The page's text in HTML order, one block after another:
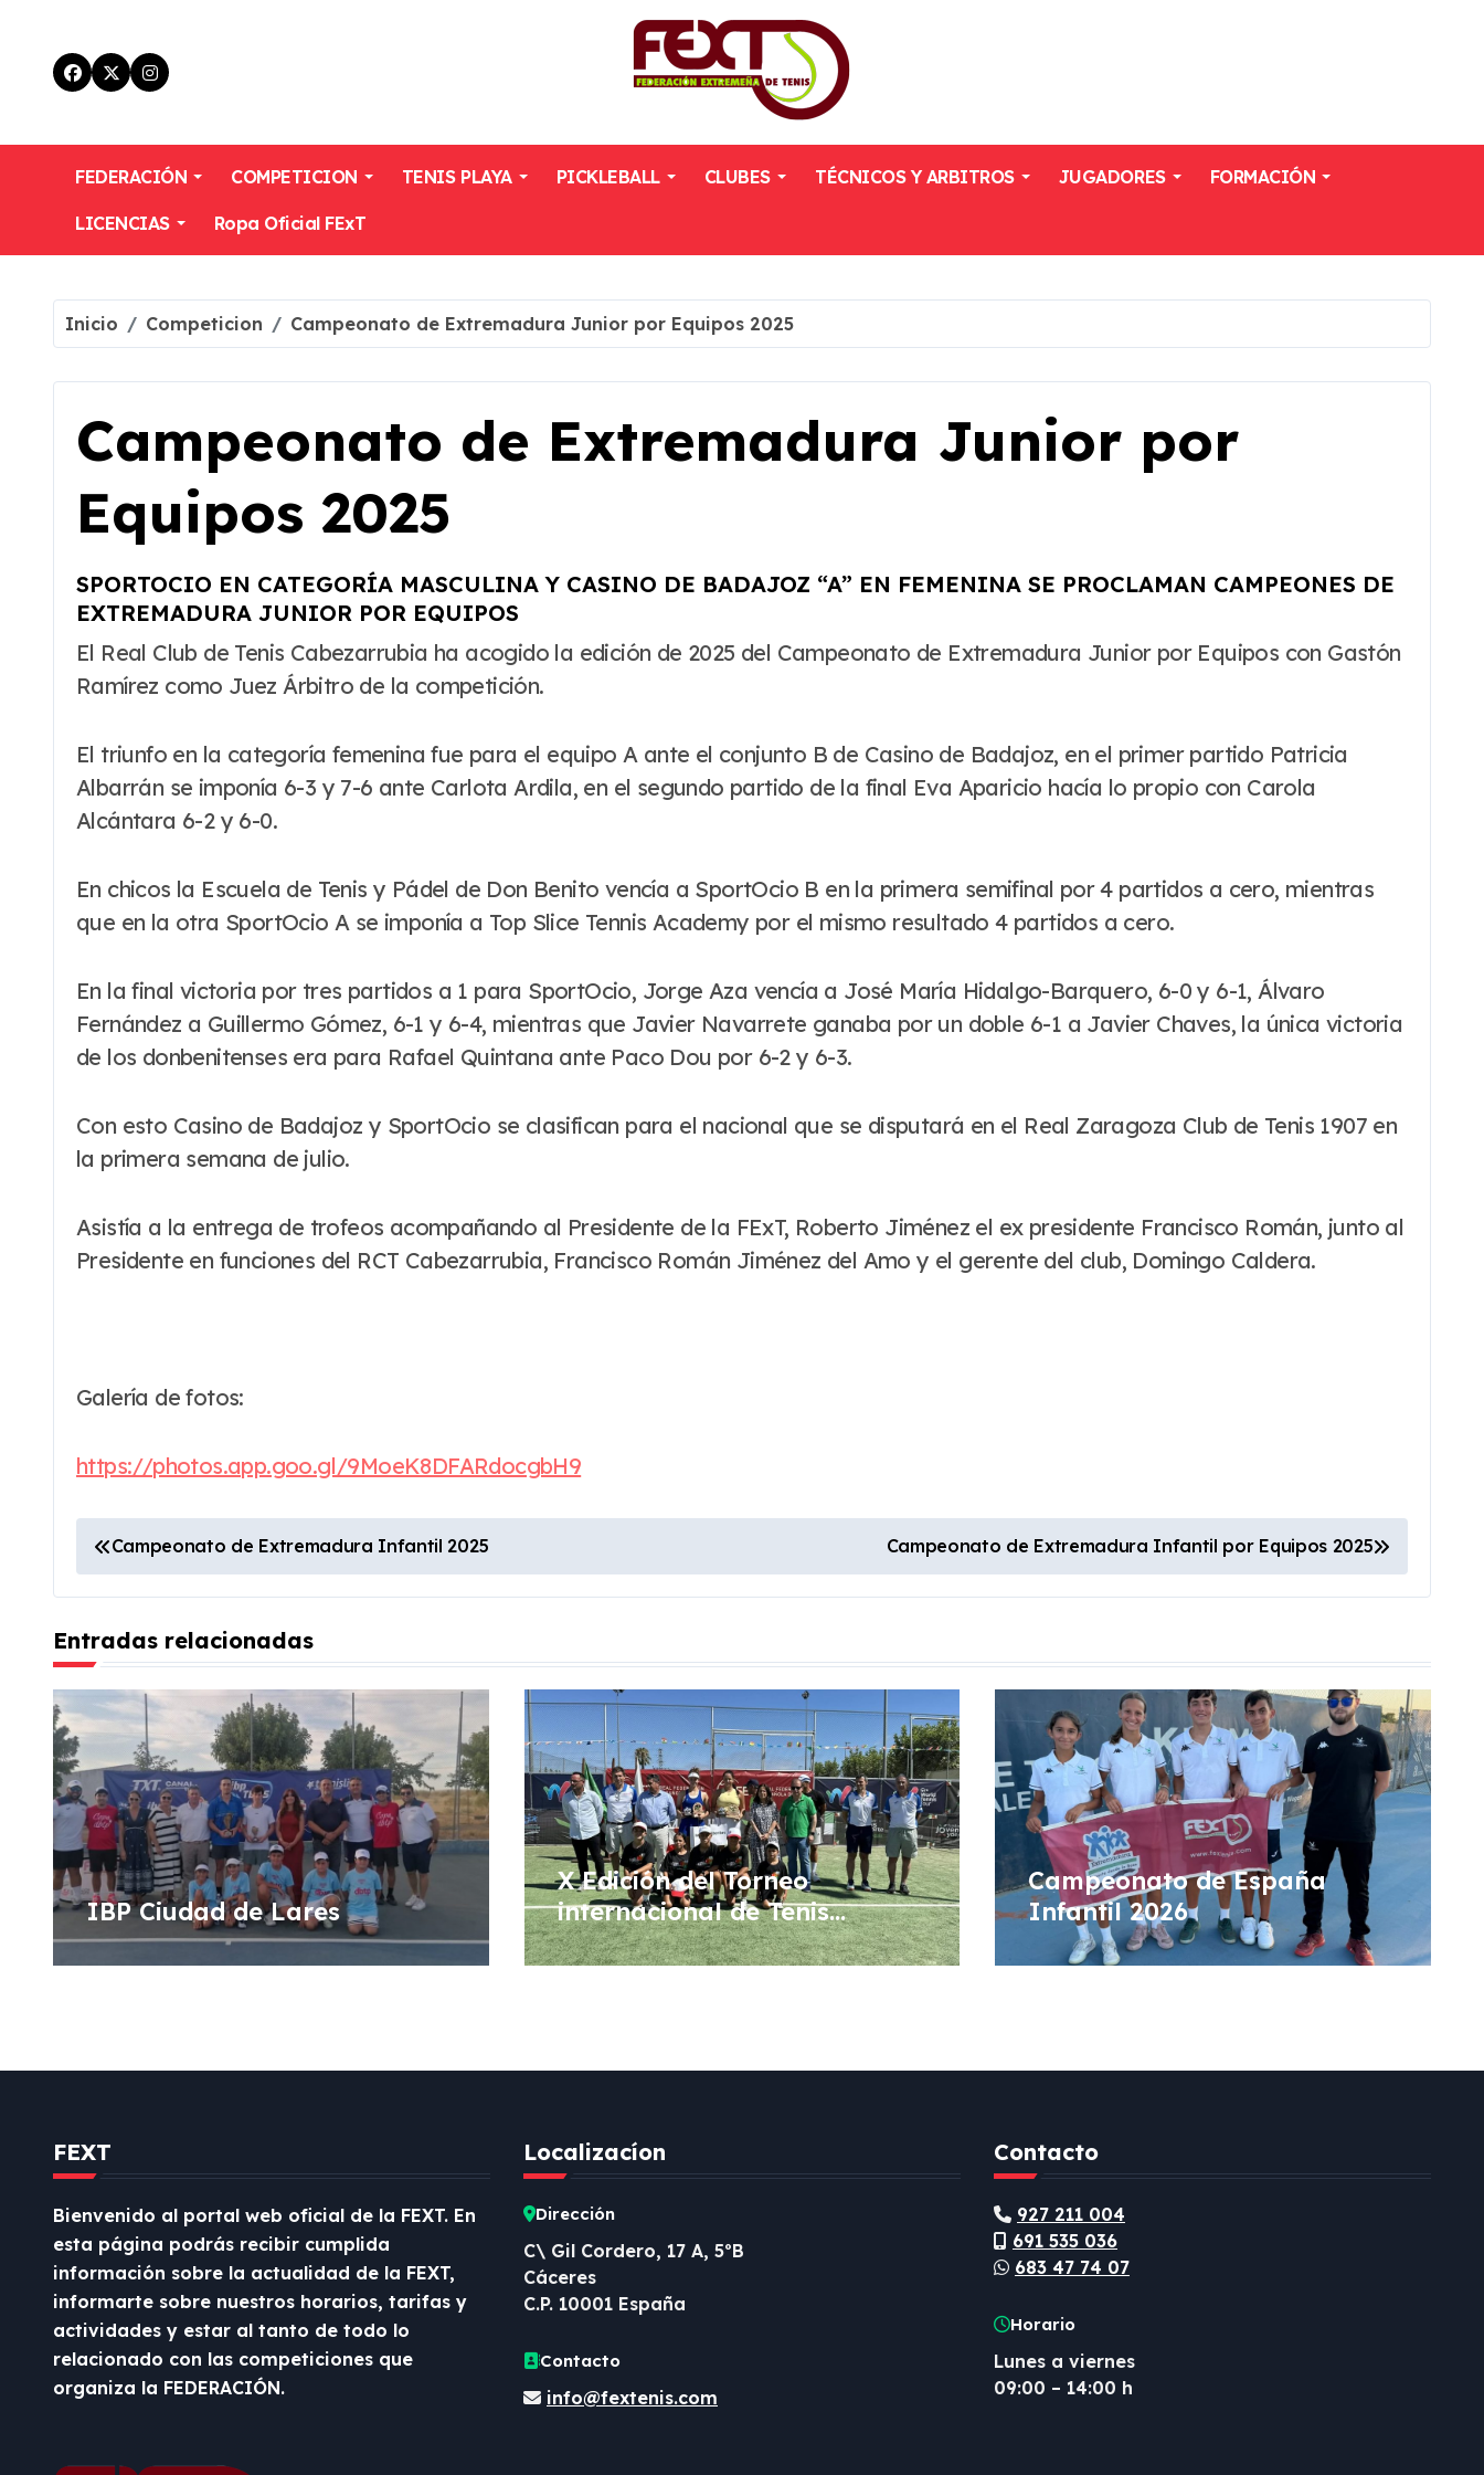
content
FEDERACIÓN COMPETICION TENIS PLAYA PICKLEBALL CLUBES TÉCNICOS Y ARBITROS JUGADORES FORMACIÓN
LICENCIAS Ropa Oficial FExT
Inicio Competicion Campeonato de Extremadura Junior por Equipos 2025
Campeonato de Extremadura Junior por
Equipos 2025
SPORTOCIO EN CATEGORÍA MASCULINA Y CASINO DE BADAJOZ “A” EN FEMENINA SE PROCLAMAN CAMPEONES DE
EXTREMADURA JUNIOR POR EQUIPOS
El Real Club de Tenis Cabezarrubia ha acogido la edición de 2025 del Campeonato de Extremadura Junior por Equipos con Gastón
Ramírez como Juez Árbitro de la competición.
El triunfo en la categoría femenina fue para el equipo A ante el conjunto B de Casino de Badajoz, en el primer partido Patricia
Albarrán se imponía 6-3 y 7-6 ante Carlota Ardila, en el segundo partido de la final Eva Aparicio hacía lo propio con Carola
Alcántara 6-2 y 6-0.
En chicos la Escuela de Tenis y Pádel de Don Benito vencía a SportOcio B en la primera semifinal por 4 partidos a cero, mientras
que en la otra SportOcio A se imponía a Top Slice Tennis Academy por el mismo resultado 4 partidos a cero.
En la final victoria por tres partidos a 1 para SportOcio, Jorge Aza vencía a José María Hidalgo-Barquero, 6-0 y 6-1, Álvaro
Fernández a Guillermo Gómez, 6-1 y 6-4, mientras que Javier Navarrete ganaba por un doble 6-1 a Javier Chaves, la única victoria
de los donbenitenses era para Rafael Quintana ante Paco Dou por 6-2 y 6-3.
Con esto Casino de Badajoz y SportOcio se clasifican para el nacional que se disputará en el Real Zaragoza Club de Tenis 1907 en
la primera semana de julio.
Asistía a la entrega de trofeos acompañando al Presidente de la FExT, Roberto Jiménez el ex presidente Francisco Román, junto al
Presidente en funciones del RCT Cabezarrubia, Francisco Román Jiménez del Amo y el gerente del club, Domingo Caldera.
Galería de fotos:
https://photos.app.goo.gl/9MoeK8DFARdocgbH9
N
a
v
e
g
a
c
i
ó
n
e
t
r
a
d
a
s
Campeonato de Extremadura Infantil 2025 Campeonato de Extremadura Infantil por Equipos 2025
Entradas relacionadas
IBP Ciudad de Lares
X Edición del Torneo
internacional de Tenis
Femenino WTA “Ciudad de
Don Benito”
Campeonato de España
Infantil 2026
FEXT
Bienvenido al portal web oficial de la FEXT. En
esta página podrás recibir cumplida
información sobre la actualidad de la FEXT,
informarte sobre nuestros horarios, tarifas y
actividades y estar al tanto de todo lo
relacionado con las competiciones que
organiza la FEDERACIÓN.
Localizacíon
Dirección
C\ Gil Cordero, 17 A, 5ºB
Cáceres
C.P. 10001 España
Contacto
info@fextenis.com
Contacto
927 211 004
691 535 036
683 47 74 07
Horario
Lunes a viernes
09:00 – 14:00 h